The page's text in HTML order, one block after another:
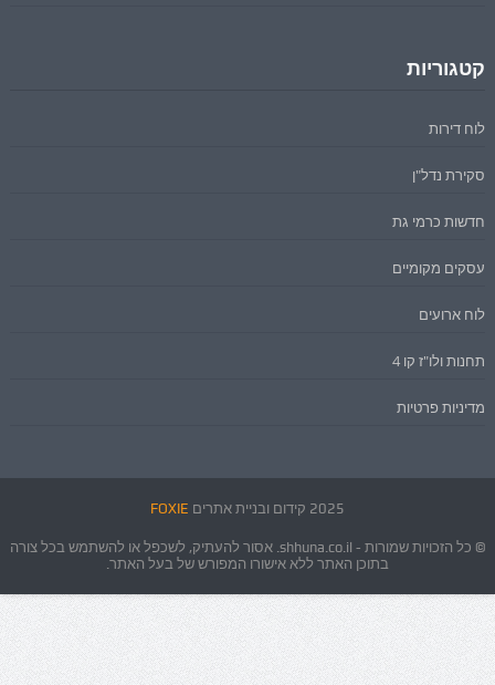
קטגוריות
לוח דירות
סקירת נדל"ן
חדשות כרמי גת
עסקים מקומיים
לוח ארועים
תחנות ולו"ז קו 4
מדיניות פרטיות
2025 קידום ובניית אתרים FOXIE
© כל הזכויות שמורות - shhuna.co.il. אסור להעתיק, לשכפל או להשתמש בכל צורה
בתוכן האתר ללא אישורו המפורש של בעל האתר.